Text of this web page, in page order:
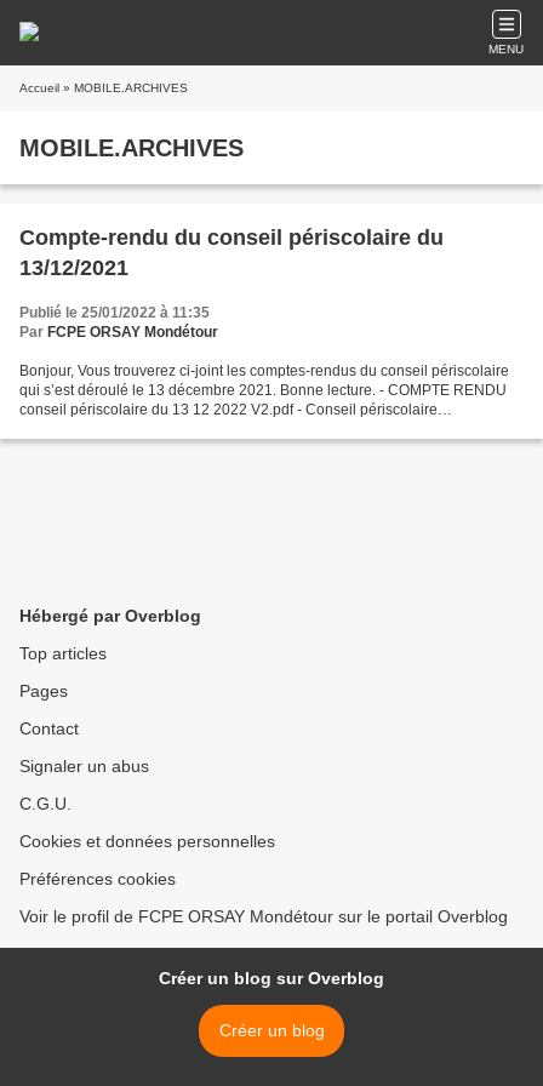
MENU
Accueil » MOBILE.ARCHIVES
MOBILE.ARCHIVES
Compte-rendu du conseil périscolaire du
13/12/2021
Publié le 25/01/2022 à 11:35
Par FCPE ORSAY Mondétour
Bonjour, Vous trouverez ci-joint les comptes-rendus du conseil périscolaire
qui s’est déroulé le 13 décembre 2021. Bonne lecture. - COMPTE RENDU
conseil périscolaire du 13 12 2022 V2.pdf - Conseil périscolaire
Hébergé par Overblog
Top articles
Pages
Contact
Signaler un abus
C.G.U.
Cookies et données personnelles
Préférences cookies
Voir le profil de FCPE ORSAY Mondétour sur le portail Overblog
Créer un blog sur Overblog
Créer un blog